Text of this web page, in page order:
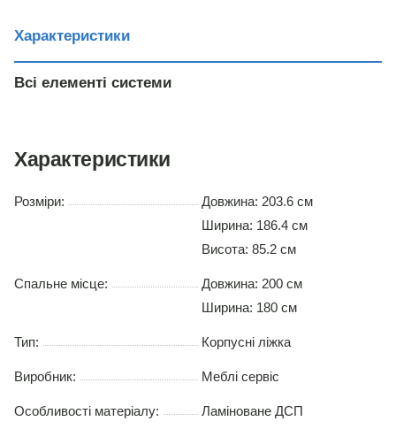
Характеристики
Всі елементі системи
Характеристики
Розміри:
Довжина: 203.6 см
Ширина: 186.4 см
Висота: 85.2 см
Спальне місце: Довжина: 200 см
Ширина: 180 см
Тип: Корпусні ліжка
Виробник: Меблі сервіс
Особливості матеріалу: Ламіноване ДСП